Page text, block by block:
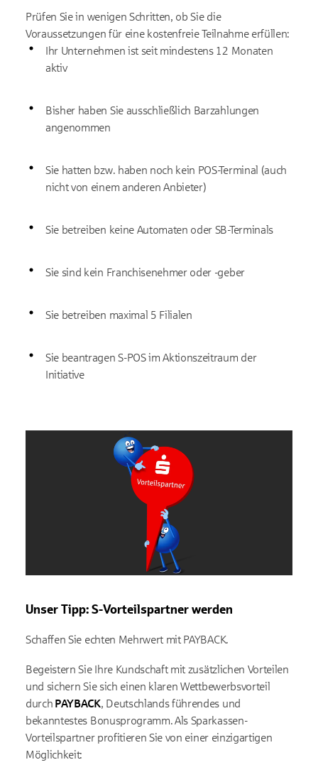
Prüfen Sie in wenigen Schritten, ob Sie die
Voraussetzungen für eine kostenfreie Teilnahme erfüllen:
Ihr Unternehmen ist seit mindestens 12 Monaten
aktiv
Bisher haben Sie ausschließlich Barzahlungen
angenommen
Sie hatten bzw. haben noch kein POS-Terminal (auch
nicht von einem anderen Anbieter)
Sie betreiben keine Automaten oder SB-Terminals
Sie sind kein Franchisenehmer oder -geber
Sie betreiben maximal 5 Filialen
Sie beantragen S-POS im Aktionszeitraum der
Initiative
Unser Tipp: S-Vorteilspartner werden
Schaffen Sie echten Mehrwert mit PAYBACK.
Begeistern Sie Ihre Kundschaft mit zusätzlichen Vorteilen
und sichern Sie sich einen klaren Wettbewerbsvorteil
durch PAYBACK, Deutschlands führendes und
bekanntestes Bonusprogramm. Als Sparkassen-
Vorteilspartner profitieren Sie von einer einzigartigen
Möglichkeit: